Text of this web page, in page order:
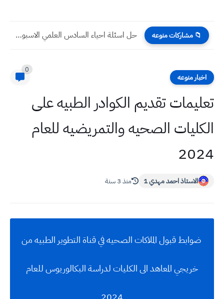
📁 مشاركات منوعه حل اسئلة احياء السادس العلمي الاسبوع الخامس عشر التلفزيون التربوي
اخبار منوعه
0
تعليمات تقديم الكوادر الطبيه على
الكليات الصحيه والتمريضيه للعام
2024
الاستاذ احمد مهدي 1 منذ 3 سنة
ضوابط قبول الملاكات الصحيه في قناة التطوير الطبيه من
خريجي المعاهد الى الكليات لدراسة البكالوريوس للعام